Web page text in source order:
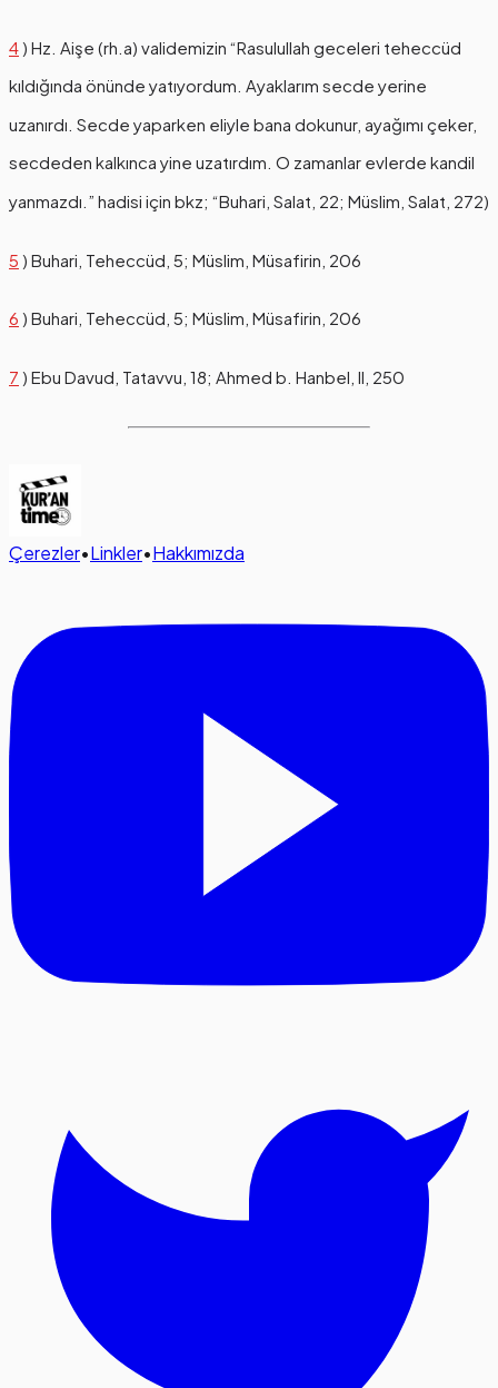
4) Hz. Aişe (rh.a) validemizin “Rasulullah geceleri teheccüd
kıldığında önünde yatıyordum. Ayaklarım secde yerine
uzanırdı. Secde yaparken eliyle bana dokunur, ayağımı çeker,
secdeden kalkınca yine uzatırdım. O zamanlar evlerde kandil
yanmazdı.” hadisi için bkz; “Buhari, Salat, 22; Müslim, Salat, 272)
5 ) Buhari, Teheccüd, 5; Müslim, Müsafirin, 206
6 ) Buhari, Teheccüd, 5; Müslim, Müsafirin, 206
7 ) Ebu Davud, Tatavvu, 18; Ahmed b. Hanbel, II, 250
Çerezler•Linkler•Hakkımızda